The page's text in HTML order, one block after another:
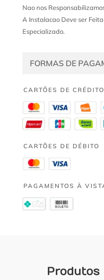
Nao nos
A Instalacao Deve ser
Especializado.
FORMAS DE
CARTÕES DE CRÉDITO
CARTÕES DE DÉBITO
PAGAMENTOS À
Produtos